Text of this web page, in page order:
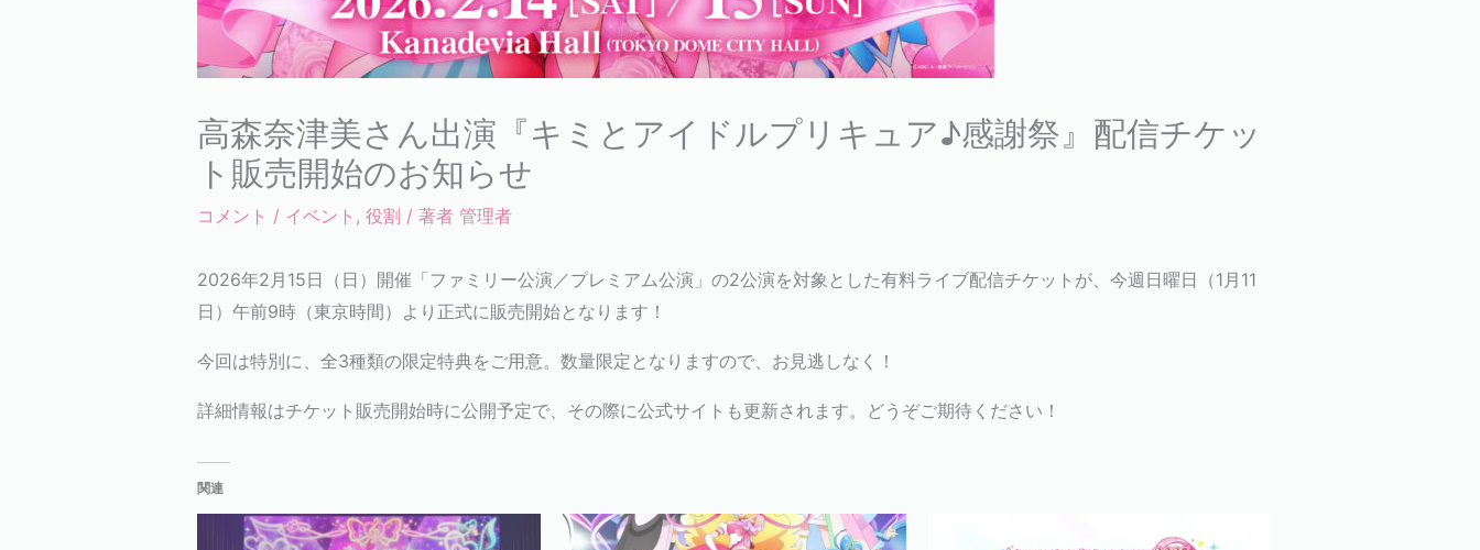
高森奈津美さん出演『キミとアイドルプリキュア♪感謝祭』配信チケッ
ト販売開始のお知らせ
コメント / イベント , 役割 / 著者 管理者
2026年2月15日（日）開催「ファミリー公演／プレミアム公演」の2公演を対象とした有料ライブ配信チケットが、今週日曜日（1月11
日）午前9時（東京時間）より正式に販売開始となります！
今回は特別に、全3種類の限定特典をご用意。数量限定となりますので、お見逃しなく！
詳細情報はチケット販売開始時に公開予定で、その際に公式サイトも更新されます。どうぞご期待ください！
関連